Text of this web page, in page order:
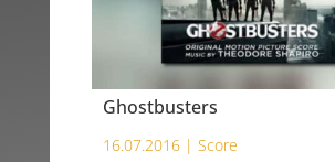
Ghostbusters
16.07.2016 | Score